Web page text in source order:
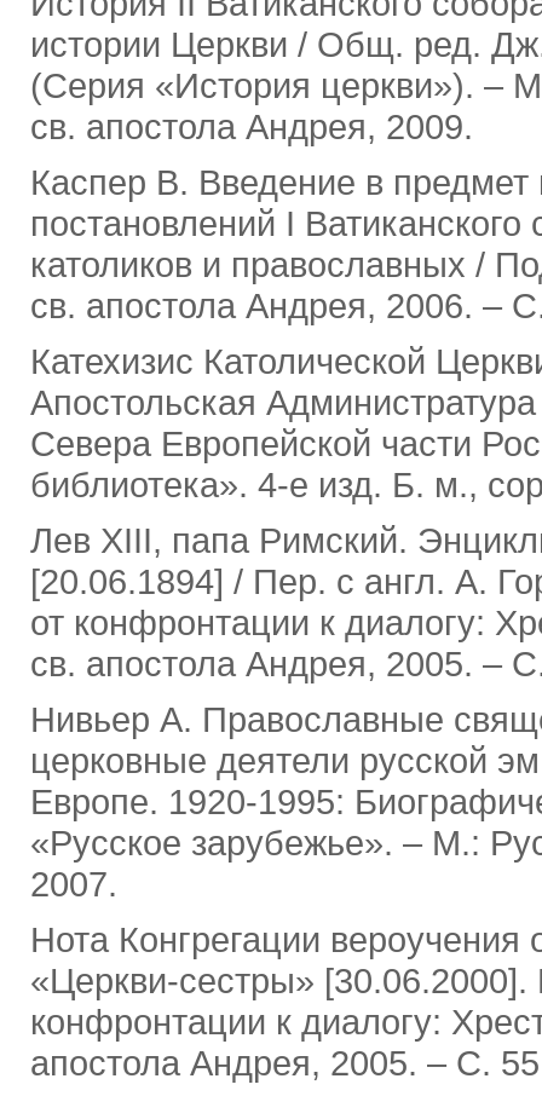
истории Церкви / Общ. ред.
(Серия «История церкви»). ‒
св. апостола Андрея, 2009.
Каспер В. Введение в предмет
постановлений I
католиков и православных /
св. апостола Андрея, 2006. ‒
Катехизис Католической
Апостольская
Севера Европейской части
библиотека». 4-е изд. Б. м.,
Лев XIII, папа Римский.
[20.06.1894] / Пер. с англ. А.
от конфронтации к диалогу:
св. апостола Андрея, 2005. ‒
Нивьер А. Православные
церковные деятели русской
Европе. 1920-1995:
«Русское зарубежье». ‒ М.:
2007.
Нота Конгрегации вероучения
«Церкви-сестры» [30.06.2000].
конфронтации к диалогу:
апостола Андрея, 2005. ‒ С.